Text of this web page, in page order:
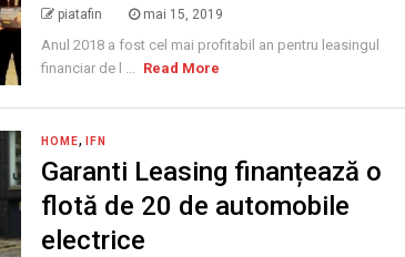
piatafin mai 15, 2019
Anul 2018 a fost cel mai profitabil an pentru leasingul
financiar de l ... Read More
HOME, IFN
Garanti Leasing finanțează o
flotă de 20 de automobile
electrice